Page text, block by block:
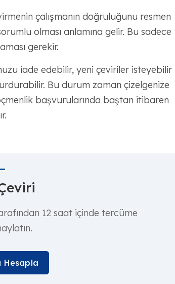
çalışmanın doğruluğunu resmen
olması anlamına gelir. Bu sadece
gerekir.
iade edebilir, yeni çeviriler isteyebilir
Bu durum zaman çizelgenize
başvurularında baştan itibaren
12 saat içinde tercüme
Hesapla